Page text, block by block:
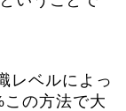
レベルによっ
の方法で大